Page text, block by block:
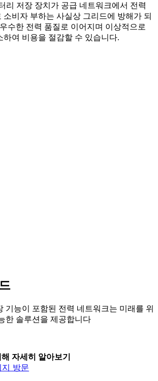
리 저장 장치가 공급 네트워크에서 전력
소비자 부하는 사실상 그리드에 방해가 되
수한 전력 품질로 이어지며 이상적으로
하여 비용을 절감할 수 있습니다.
기능이 포함된 전력 네트워크는 미래를 위
한 솔루션을 제공합니다
자세히 알아보기
방문